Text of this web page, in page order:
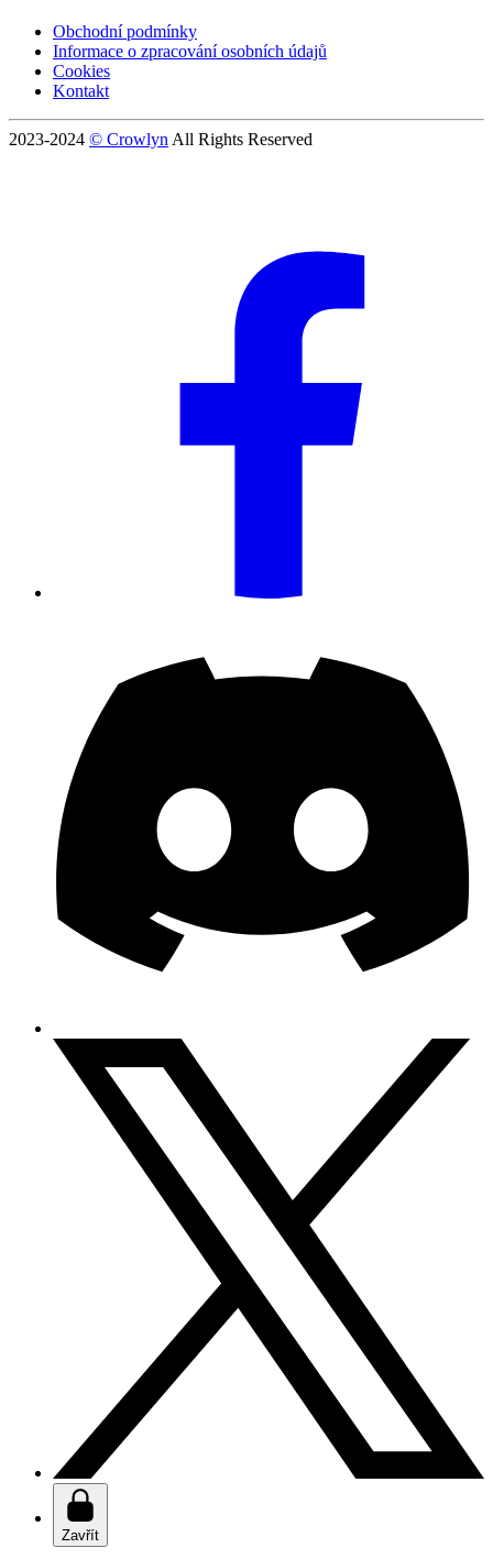
Obchodní podmínky
Informace o zpracování osobních údajů
Cookies
Kontakt
2023-2024 © Crowlyn All Rights Reserved
Zavřít